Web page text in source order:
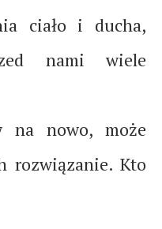
ciało i ducha,
nami wiele
na nowo, może
rozwiązanie. Kto